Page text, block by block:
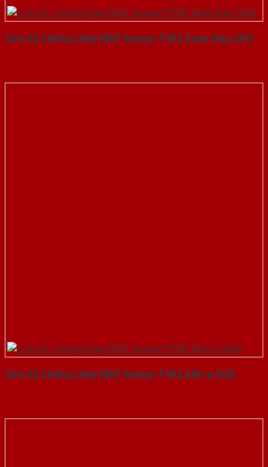
Cửa Gỗ Chống Cháy MDF Veneer P1R5 Xoan Đào-SGD
Cửa Gỗ Chống Cháy MDF Veneer P1R2 ASH-a-SGD